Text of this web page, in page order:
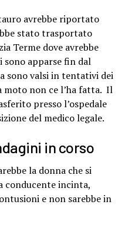
avrebbe riportato
stato trasportato
Terme dove avrebbe
sono apparse fin dal
sono valsi in tentativi dei
moto non ce l’ha fatta. Il
presso l’ospedale
del medico legale.
in corso
la donna che si
conducente incinta,
e non sarebbe in